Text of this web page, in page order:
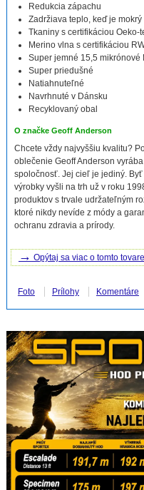
Redukcia zápachu
Zadržiava teplo, keď je mokrý
Tkaniny s certifikáciou Oeko-
Merino vlna s certifikáciou
Super jemné 15,5 mikrónové
Super priedušné
Natiahnuteľné
Navrhnuté v Dánsku
Recyklovaný obal
O značke Geoff Anderson
Chcete vždy najvyššiu kvalitu?
oblečenie Geoff Anderson
spoločnosť. Jej cieľ je jediný.
výrobky vyšli na trh už v roku
produktov s trvale udržateľným
ktoré nikdy nevíde z módy a
ochranu zdravia a prírody.
→ Opýtaj sa viac o tomto tovare
Foto Prílohy Komentáre